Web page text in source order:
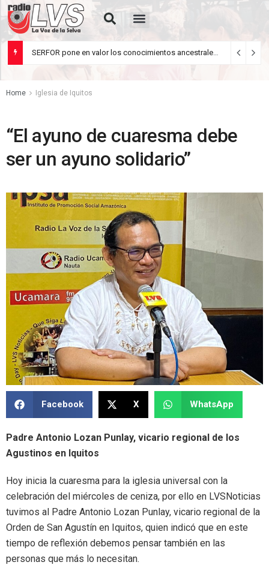
Rua de Letrades agosto 5, 2026
Home Iglesia de Iquitos
“El ayuno de cuaresma debe
ser un ayuno solidario”
Facebook X WhatsApp
Padre Antonio Lozan Punlay, vicario regional de los
Agustinos en Iquitos
Hoy inicia la cuaresma para la iglesia universal con la
celebración del miércoles de ceniza, por ello en LVSNoticias
tuvimos al Padre Antonio Lozan Punlay, vicario regional de la
Orden de San Agustín en Iquitos, quien indicó que en este
tiempo de reflexión debemos pensar también en las
personas que más lo necesitan.